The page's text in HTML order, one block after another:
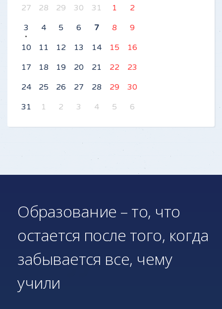
27
28 29 30 31 1
2
3
4 5 6 7 8
9
10
11 12 13 14 15
16
17
18 19 20 21 22
23
24
25 26 27 28 29
30
31
1 2 3 4 5 6
Образование – то, что
остается после того, когда
забывается все, чему
учили